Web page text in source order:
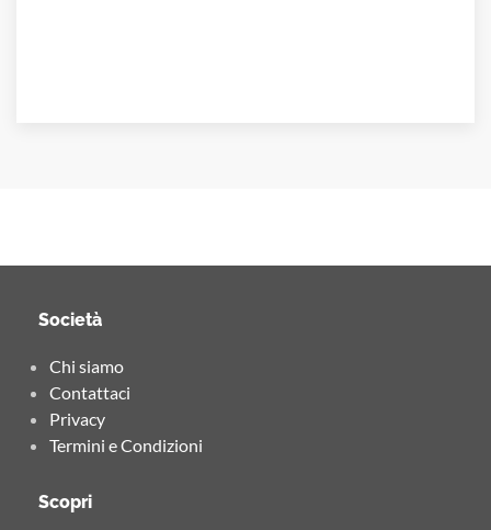
Società
Chi siamo
Contattaci
Privacy
Termini e Condizioni
Scopri